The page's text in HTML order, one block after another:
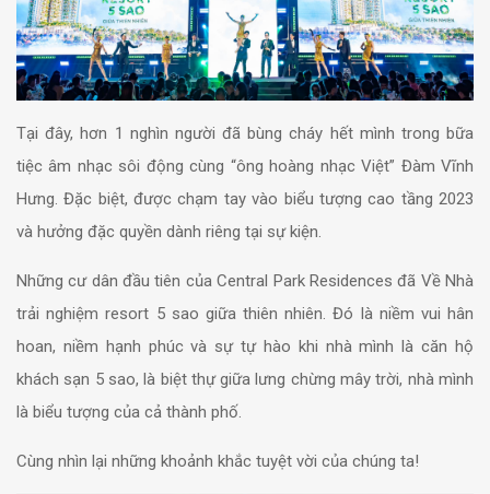
Tại đây, hơn 1 nghìn người đã bùng cháy hết mình trong bữa
tiệc âm nhạc sôi động cùng “ông hoàng nhạc Việt” Đàm Vĩnh
Hưng. Đặc biệt, được chạm tay vào biểu tượng cao tầng 2023
và hưởng đặc quyền dành riêng tại sự kiện.
Những cư dân đầu tiên của Central Park Residences đã Về Nhà
trải nghiệm resort 5 sao giữa thiên nhiên. Đó là niềm vui hân
hoan, niềm hạnh phúc và sự tự hào khi nhà mình là căn hộ
khách sạn 5 sao, là biệt thự giữa lưng chừng mây trời, nhà mình
là biểu tượng của cả thành phố.
Cùng nhìn lại những khoảnh khắc tuyệt vời của chúng ta!